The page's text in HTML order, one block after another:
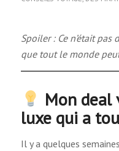
Spoiler : Ce n’était
que tout le monde
Mon deal
luxe qui a
Il y a quelques